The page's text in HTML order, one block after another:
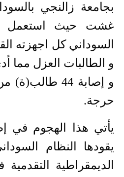
غشت حيث استعمل
السوداني كل اجهزته
و الطالبات العزل مما
حرجة.
يأتي هذا الهجوم
يقودها النظام
الديمقراطية